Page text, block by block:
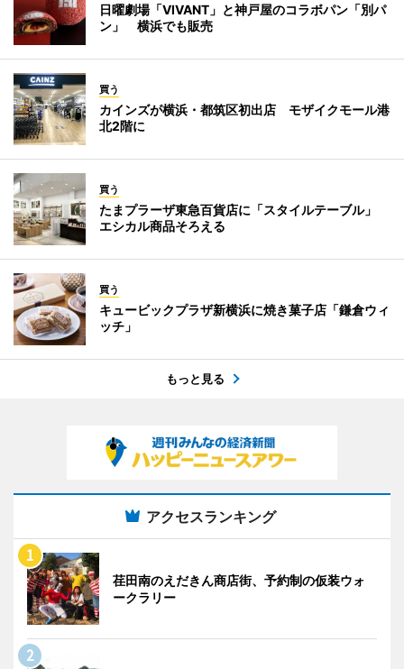
日曜劇場「VIVANT」と神戸屋のコラボパン「別パ
ン」 横浜でも販売
買う
カインズが横浜・都筑区初出店 モザイクモール港
北2階に
買う
たまプラーザ東急百貨店に「スタイルテーブル」
エシカル商品そろえる
買う
キュービックプラザ新横浜に焼き菓子店「鎌倉ウィ
ッチ」
もっと見る
アクセスランキング
荏田南のえだきん商店街、予約制の仮装ウォ
ークラリー